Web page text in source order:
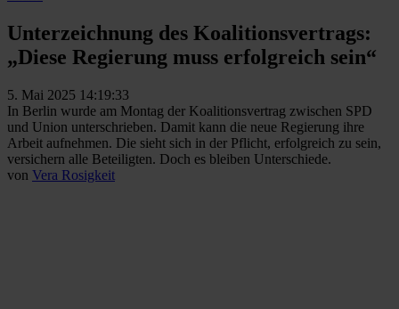
Unterzeichnung des Koalitionsvertrags:
„Diese Regierung muss erfolgreich sein“
5. Mai 2025 14:19:33
In Berlin wurde am Montag der Koalitionsvertrag zwischen SPD
und Union unterschrieben. Damit kann die neue Regierung ihre
Arbeit aufnehmen. Die sieht sich in der Pflicht, erfolgreich zu sein,
versichern alle Beteiligten. Doch es bleiben Unterschiede.
von Vera Rosigkeit